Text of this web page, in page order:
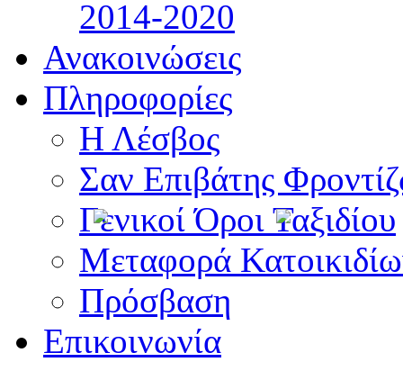
2014-2020
Ανακοινώσεις
Πληροφορίες
Η Λέσβος
Σαν Επιβάτης
Γενικοί Όροι Ταξιδίου
Μεταφορά
Πρόσβαση
Επικοινωνία